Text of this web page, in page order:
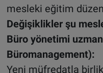
mesleki eğitim
Değişiklikler şu
Büro yönetimi
Büromanagement):
Yeni müfredatla